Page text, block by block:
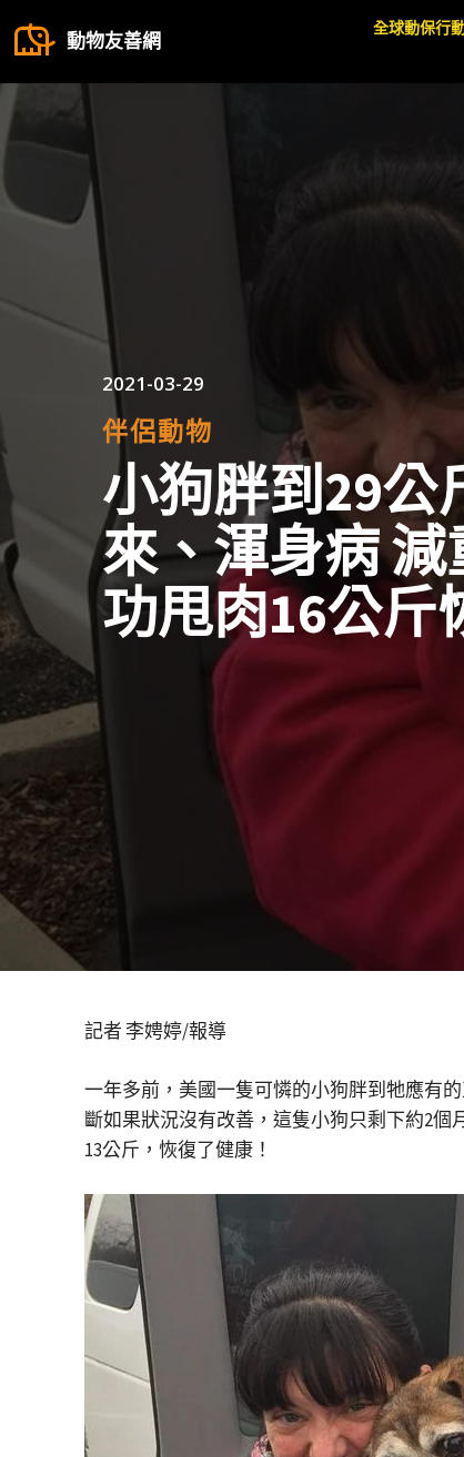
動物友善網
全球動保行
2021-03-29
伴侶動物
小狗胖到29公
來、渾身病
功甩肉16公斤
記者 李娉婷/報導
一年多前，美國一隻可憐的小狗胖到牠應有
斷如果狀況沒有改善，這隻小狗只剩下約2
13公斤，恢復了健康！